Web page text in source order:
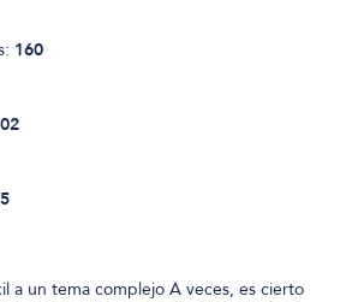
160
a un tema complejo A veces, es cierto